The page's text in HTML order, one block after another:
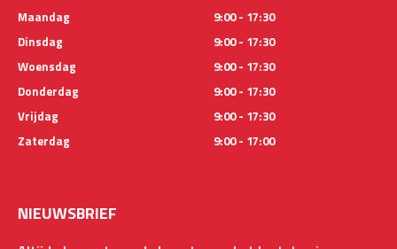
Maandag
9:00 - 17:30
Dinsdag
9:00 - 17:30
Woensdag
9:00 - 17:30
Donderdag
9:00 - 17:30
Vrijdag
9:00 - 17:30
Zaterdag
9:00 - 17:00
NIEUWSBRIEF